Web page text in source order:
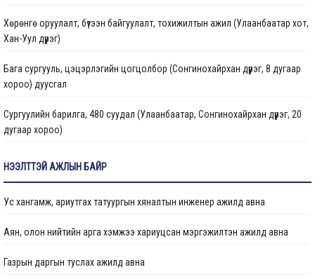
Барилгын ажлын мэдээ
Санхүүжилтийн мэдээлэл
Хөрөнгө оруулалт, бүтээн байгуулалт, тохижилтын ажил (Улаанбаатар хот,
Хан-Уул дүүрэг)
Бага сургууль, цэцэрлэгийн цогцолбор (Сонгинохайрхан дүүрэг, 8 дугаар
хороо) дуусгал
Сургуулийн барилга, 480 суудал (Улаанбаатар, Сонгинохайрхан дүүрэг, 20
дугаар хороо)
Цэцэрлэгийн барилга, 150 ор (Улаанбаатар хот, Сонгинохайрхан дүүрэг, 23
Арьс ширний ажилчдын орон сууцны барилгын их засварын ажил
хороо)
НЭЭЛТТЭЙ АЖЛЫН БАЙР
Ус хангамж, ариутгах татуургын хяналтын инженер ажилд авна
Аян, олон нийтийн арга хэмжээ хариуцсан мэргэжилтэн ажилд авна
Газрын даргын туслах ажилд авна